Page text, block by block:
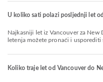
U koliko sati polazi posljednji let
Najkasniji let iz Vancouver za New Delhi s Air India polazi u 10:15. Ovaj red
letenja možete pronaći i
Koliko traje let od Vancouver do